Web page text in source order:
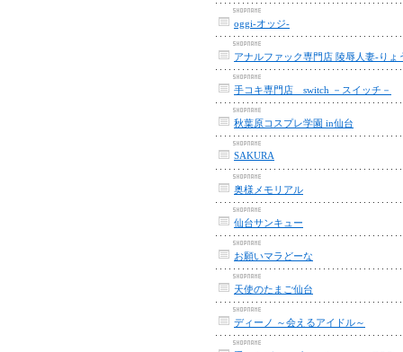
oggi-オッジ-
アナルファック専門店 陵辱人妻-りょ
手コキ専門店 switch －スイッチ－
秋葉原コスプレ学園 in仙台
SAKURA
奥様メモリアル
仙台サンキュー
お願いマラどーな
天使のたまご仙台
ディーノ ～会えるアイドル～